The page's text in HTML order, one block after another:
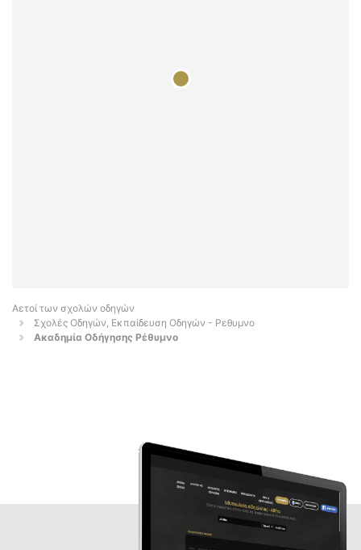
Αετοί των σχολών οδηγών
Σχολές Οδηγών, Εκπαίδευση Οδηγών - Ρεθυμνο
Ακαδημία Οδήγησης Ρέθυμνο